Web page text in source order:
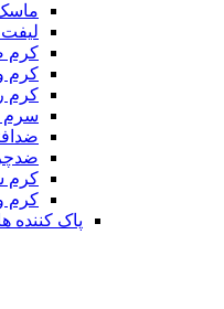
کرم
کرم
کرم
کرم
پاک